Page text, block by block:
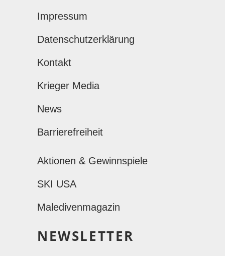
Impressum
Datenschutzerklärung
Kontakt
Krieger Media
News
Barrierefreiheit
Aktionen & Gewinnspiele
SKI USA
Maledivenmagazin
NEWSLETTER